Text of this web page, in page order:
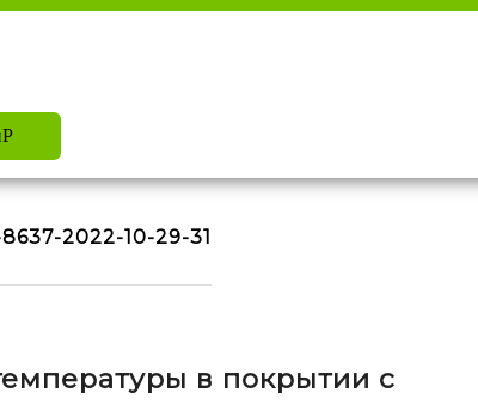
2022-10-29-31
в покрытии с